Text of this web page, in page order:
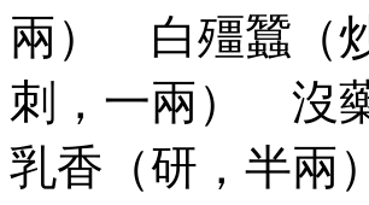
兩） 白殭蠶（
刺，一兩） 沒
乳香（研，半